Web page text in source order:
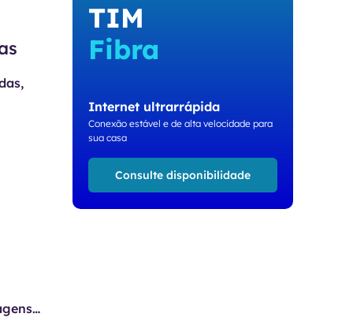
TIM
Fibra
Internet ultrarrápida
Conexão estável e de alta velocidade para
sua casa
Consulte disponibilidade